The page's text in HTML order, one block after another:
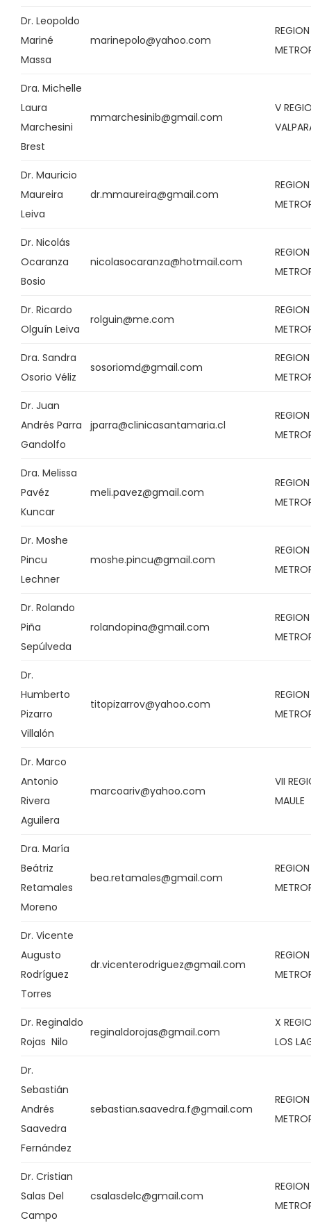
Dr. Leopoldo
Mariné
Massa
marinepolo@yahoo.com
REGION
Dra. Michelle
Laura
Marchesini
Brest
mmarchesinib@gmail.com
V
Dr. Mauricio
Maureira
Leiva
dr.mmaureira@gmail.com
REGION
Dr. Nicolás
Ocaranza
Bosio
nicolasocaranza@hotmail.com
REGION
Dr. Ricardo
Olguín Leiva
rolguin@me.com
REGION
Dra. Sandra
Osorio Véliz
sosoriomd@gmail.com
REGION
Dr. Juan
Andrés Parra
Gandolfo
jparra@clinicasantamaria.cl
REGION
Dra. Melissa
Pavéz
Kuncar
meli.pavez@gmail.com
REGION
Dr. Moshe
Pincu
Lechner
moshe.pincu@gmail.com
REGION
Dr. Rolando
Piña
Sepúlveda
rolandopina@gmail.com
REGION
Dr.
Humberto
Pizarro
Villalón
titopizarrov@yahoo.com
REGION
Dr. Marco
Antonio
Rivera
Aguilera
marcoariv@yahoo.com
VII
MAULE
Dra. María
Beátriz
Retamales
Moreno
bea.retamales@gmail.com
REGION
Dr. Vicente
Augusto
Rodríguez
Torres
dr.vicenterodriguez@gmail.com
REGION
Dr. Reginaldo
Rojas Nilo
reginaldorojas@gmail.com
X
LOS
Dr.
Sebastián
Andrés
Saavedra
Fernández
sebastian.saavedra.f@gmail.com
REGION
Dr. Cristian
Salas Del
Campo
csalasdelc@gmail.com
REGION